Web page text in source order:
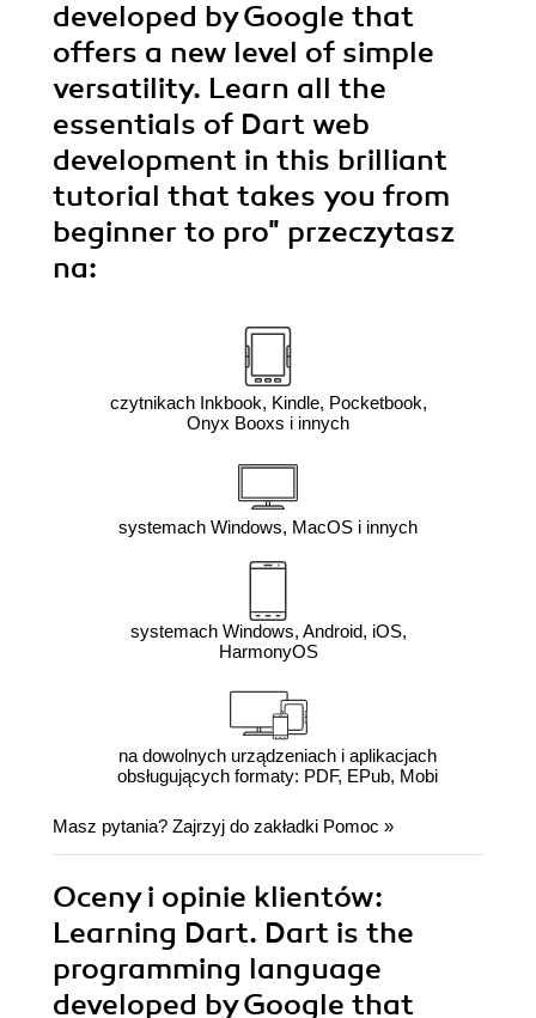
developed by Google that
offers a new level of simple
versatility. Learn all the
essentials of Dart web
development in this brilliant
tutorial that takes you from
beginner to pro" przeczytasz
na:
czytnikach Inkbook, Kindle, Pocketbook,
Onyx Booxs i innych
systemach Windows, MacOS i innych
systemach Windows, Android, iOS,
HarmonyOS
na dowolnych urządzeniach i aplikacjach
obsługujących formaty: PDF, EPub, Mobi
Masz pytania? Zajrzyj do zakładki Pomoc »
Oceny i opinie klientów:
Learning Dart. Dart is the
programming language
developed by Google that